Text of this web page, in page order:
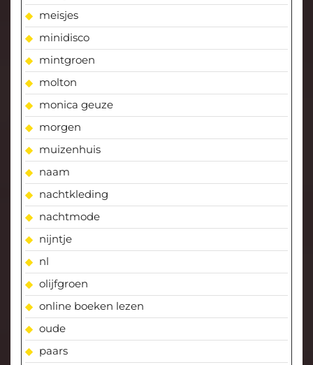
meisjes
minidisco
mintgroen
molton
monica geuze
morgen
muizenhuis
naam
nachtkleding
nachtmode
nijntje
nl
olijfgroen
online boeken lezen
oude
paars